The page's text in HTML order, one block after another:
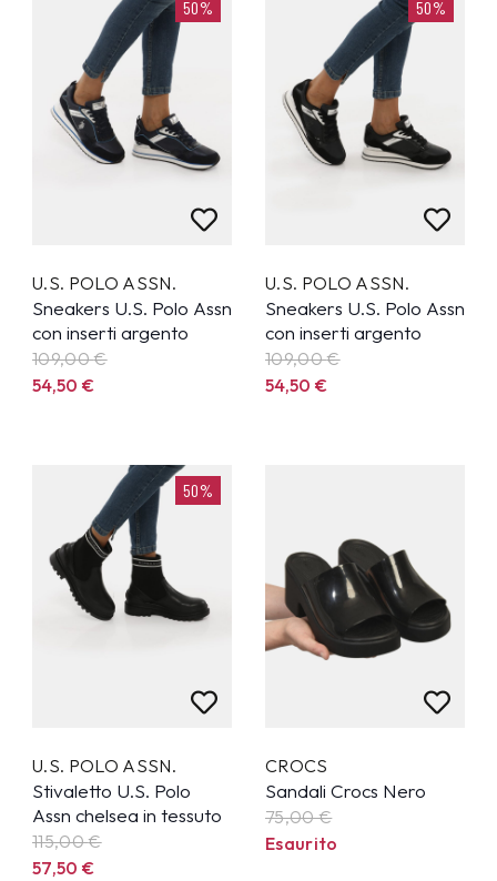
50%
U.S. POLO ASSN.
Sneakers U.S. Polo Assn
con inserti argento
109,00€
54,50€
50%
U.S. POLO ASSN.
Sneakers U.S. Polo Assn
con inserti argento
109,00€
54,50€
50%
U.S. POLO ASSN.
Stivaletto U.S. Polo
Assn chelsea in tessuto
115,00€
57,50€
CROCS
Sandali Crocs Nero
75,00 €
Esaurito